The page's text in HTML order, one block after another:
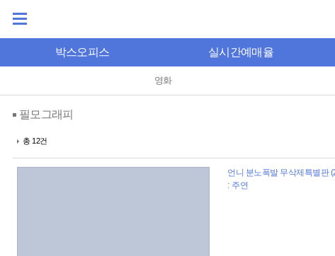
박스오피스 실시간예매율
영화
필모그래피
총 12건
언니 분노폭발 무삭제특별판
: 주연